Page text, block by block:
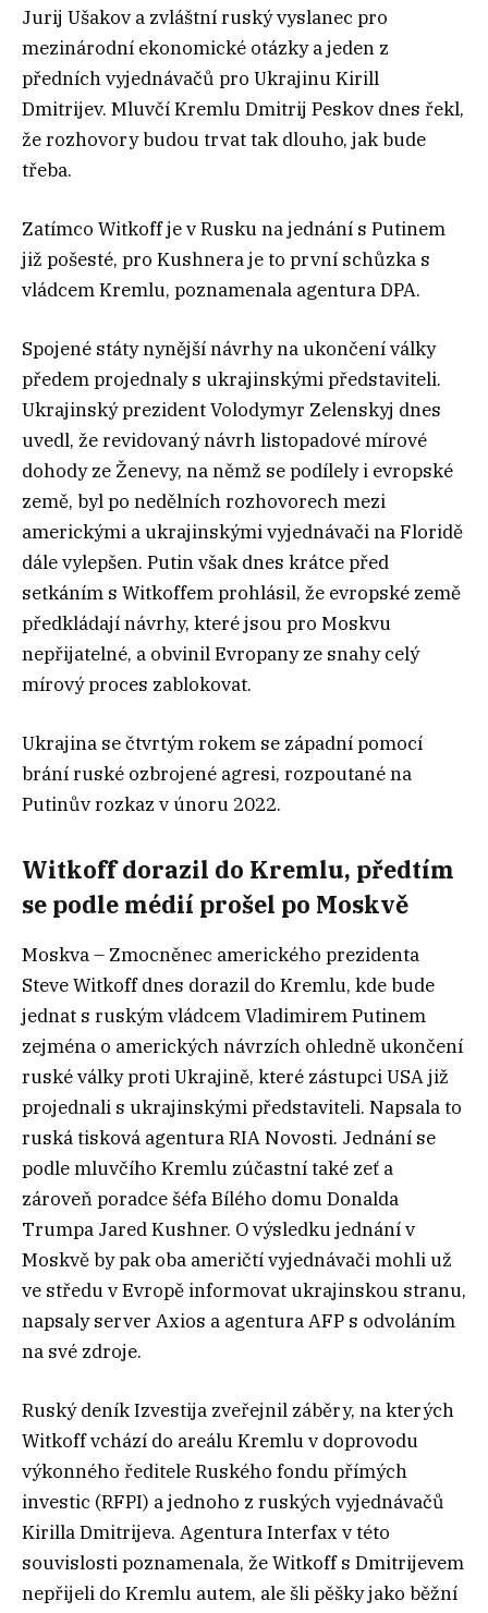
Jurij Ušakov a zvláštní ruský vyslanec pro
mezinárodní ekonomické otázky a jeden z
předních vyjednávačů pro Ukrajinu Kirill
Dmitrijev. Mluvčí Kremlu Dmitrij Peskov dnes řekl,
že rozhovory budou trvat tak dlouho, jak bude
třeba.
Zatímco Witkoff je v Rusku na jednání s Putinem
již pošesté, pro Kushnera je to první schůzka s
vládcem Kremlu, poznamenala agentura DPA.
Spojené státy nynější návrhy na ukončení války
předem projednaly s ukrajinskými představiteli.
Ukrajinský prezident Volodymyr Zelenskyj dnes
uvedl, že revidovaný návrh listopadové mírové
dohody ze Ženevy, na němž se podílely i evropské
země, byl po nedělních rozhovorech mezi
americkými a ukrajinskými vyjednávači na Floridě
dále vylepšen. Putin však dnes krátce před
setkáním s Witkoffem prohlásil, že evropské země
předkládají návrhy, které jsou pro Moskvu
nepřijatelné, a obvinil Evropany ze snahy celý
mírový proces zablokovat.
Ukrajina se čtvrtým rokem se západní pomocí
brání ruské ozbrojené agresi, rozpoutané na
Putinův rozkaz v únoru 2022.
Witkoff dorazil do Kremlu, předtím
se podle médií prošel po Moskvě
Moskva – Zmocněnec amerického prezidenta
Steve Witkoff dnes dorazil do Kremlu, kde bude
jednat s ruským vládcem Vladimirem Putinem
zejména o amerických návrzích ohledně ukončení
ruské války proti Ukrajině, které zástupci USA již
projednali s ukrajinskými představiteli. Napsala to
ruská tisková agentura RIA Novosti. Jednání se
podle mluvčího Kremlu zúčastní také zeť a
zároveň poradce šéfa Bílého domu Donalda
Trumpa Jared Kushner. O výsledku jednání v
Moskvě by pak oba američtí vyjednávači mohli už
ve středu v Evropě informovat ukrajinskou stranu,
napsaly server Axios a agentura AFP s odvoláním
na své zdroje.
Ruský deník Izvestija zveřejnil záběry, na kterých
Witkoff vchází do areálu Kremlu v doprovodu
výkonného ředitele Ruského fondu přímých
investic (RFPI) a jednoho z ruských vyjednávačů
Kirilla Dmitrijeva. Agentura Interfax v této
souvislosti poznamenala, že Witkoff s Dmitrijevem
nepřijeli do Kremlu autem, ale šli pěšky jako běžní